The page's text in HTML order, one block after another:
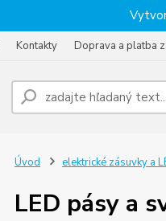
Kontakty Doprava a platba
Úvod elektrické zásuvky a
LED pásy a